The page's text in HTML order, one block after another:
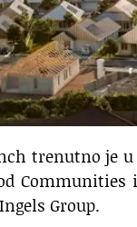
trenutno je
Communities
Group.